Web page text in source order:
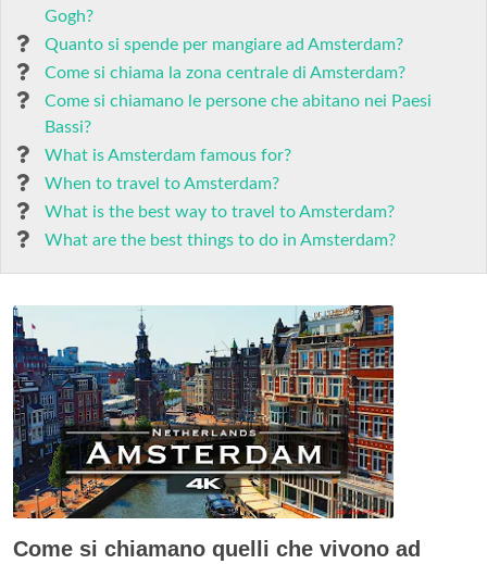
Gogh?
Quanto si spende per mangiare ad Amsterdam?
Come si chiama la zona centrale di Amsterdam?
Come si chiamano le persone che abitano nei Paesi
Bassi?
What is Amsterdam famous for?
When to travel to Amsterdam?
What is the best way to travel to Amsterdam?
What are the best things to do in Amsterdam?
Come si chiamano quelli che vivono ad